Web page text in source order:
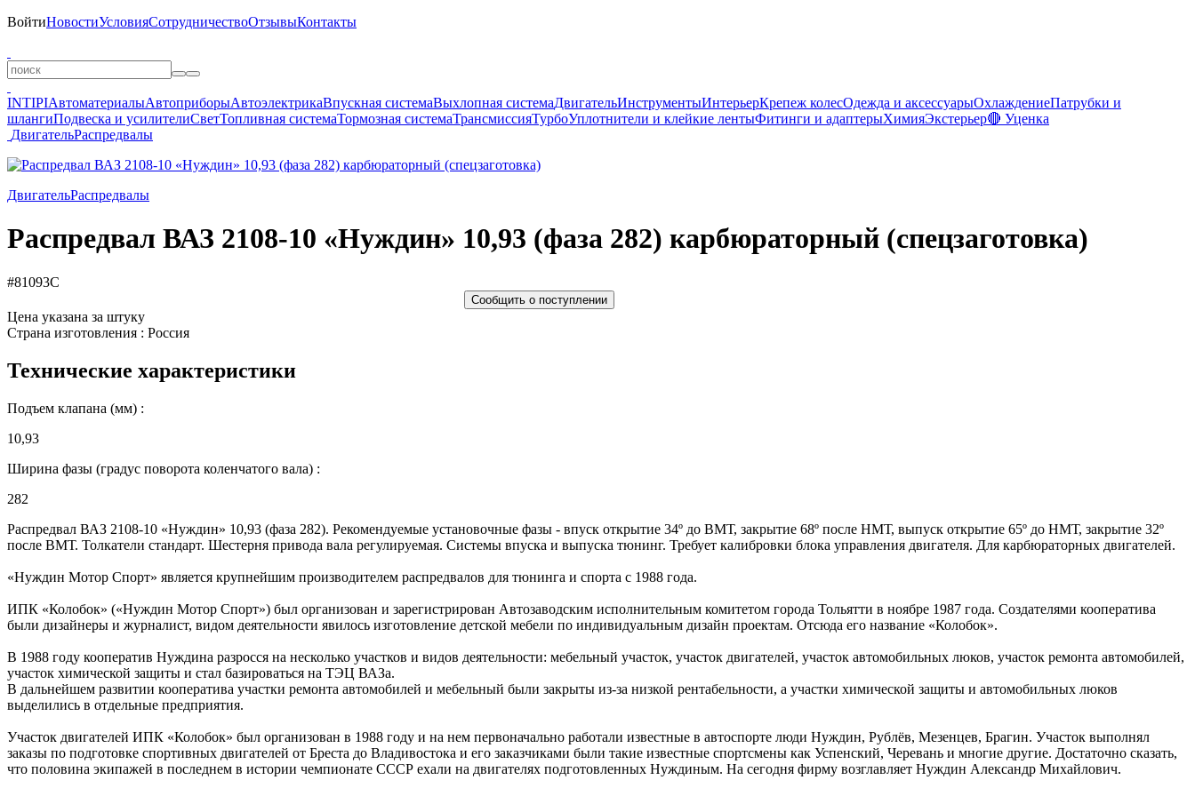
ВойтиНовостиУсловияСотрудничествоОтзывыКонтакты
INTIPIАвтоматериалыАвтоприборыАвтоэлектрикаВпускная системаВыхлопная системаДвигательИнструментыИнтерьерКрепеж колесОдежда и аксессуарыОхлаждениеПатрубки и
шлангиПодвеска и усилителиСветТопливная системаТормозная системаТрансмиссияТурбоУплотнители и клейкие лентыФитинги и адаптерыХимияЭкстерьер🔴 Уценка
ДвигательРаспредвалы
ДвигательРаспредвалы
Распредвал ВАЗ 2108-10 «Нуждин» 10,93 (фаза 282) карбюраторный (спецзаготовка)
#81093C
Сообщить о поступлении
Цена указана за штуку
Страна изготовления : Россия
Технические характеристики
Подъем клапана (мм) :
10,93
Ширина фазы (градус поворота коленчатого вала) :
282
Распредвал ВАЗ 2108-10 «Нуждин» 10,93 (фаза 282). Рекомендуемые установочные фазы - впуск открытие 34º до ВМТ, закрытие 68º после НМТ, выпуск открытие 65º до НМТ, закрытие 32º
после ВМТ. Толкатели стандарт. Шестерня привода вала регулируемая. Системы впуска и выпуска тюнинг. Требует калибровки блока управления двигателя. Для карбюраторных двигателей.
«Нуждин Мотор Спорт» является крупнейшим производителем распредвалов для тюнинга и спорта с 1988 года.
ИПК «Колобок» («Нуждин Мотор Спорт») был организован и зарегистрирован Автозаводским исполнительным комитетом города Тольятти в ноябре 1987 года. Создателями кооператива
были дизайнеры и журналист, видом деятельности явилось изготовление детской мебели по индивидуальным дизайн проектам. Отсюда его название «Колобок».
В 1988 году кооператив Нуждина разросся на несколько участков и видов деятельности: мебельный участок, участок двигателей, участок автомобильных люков, участок ремонта автомобилей,
участок химической защиты и стал базироваться на ТЭЦ ВАЗа.
В дальнейшем развитии кооператива участки ремонта автомобилей и мебельный были закрыты из-за низкой рентабельности, а участки химической защиты и автомобильных люков
выделились в отдельные предприятия.
Участок двигателей ИПК «Колобок» был организован в 1988 году и на нем первоначально работали известные в автоспорте люди Нуждин, Рублёв, Мезенцев, Брагин. Участок выполнял
заказы по подготовке спортивных двигателей от Бреста до Владивостока и его заказчиками были такие известные спортсмены как Успенский, Черевань и многие другие. Достаточно сказать,
что половина экипажей в последнем в истории чемпионате СССР ехали на двигателях подготовленных Нуждиным. На сегодня фирму возглавляет Нуждин Александр Михайлович.